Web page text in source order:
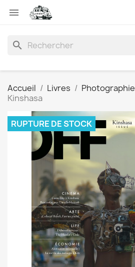

search
Accueil Livres Photographie
Kinshasa
RUPTURE DE STOCK